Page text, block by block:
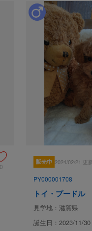
0
販売中 2024/02/21 更新
PY000001708
トイ・プードル
見学地：滋賀県
誕生日：2023/11/30